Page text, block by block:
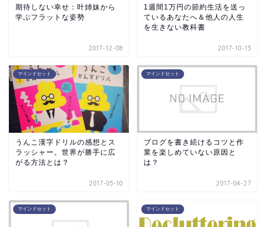
期待しない幸せ：叶姉妹から
学ぶフラットな姿勢
2017-12-08
1週間1万円の節約生活を送っ
ているあなたへ＆他人の人生
を生きない教科書
2017-10-13
マインドセット
うんこ漢字ドリルの感想とス
ラッシャー。世界が勝手に広
がる方法とは？
2017-05-10
マインドセット
ブログを書き続けるコツと作
業を楽しめていない原因と
は？
2017-04-27
マインドセット マインドセット